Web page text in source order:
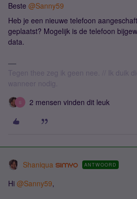
Beste ​ @Sanny59
Heb je een nieuwe telefoon
geplaatst? Mogelijk is de telefoon
data.
Tegen thee zeg ik geen nee. // Ik duik
wanneer nodig.
S 2 mensen vinden dit leuk
Shaniqua ANTWOORD
Hi ​ @Sanny59,